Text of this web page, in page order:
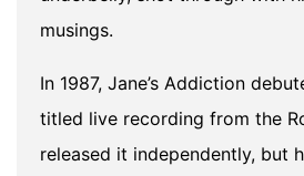
musings.
In 1987, Jane’s Addiction
titled live recording from the
released it independently, but